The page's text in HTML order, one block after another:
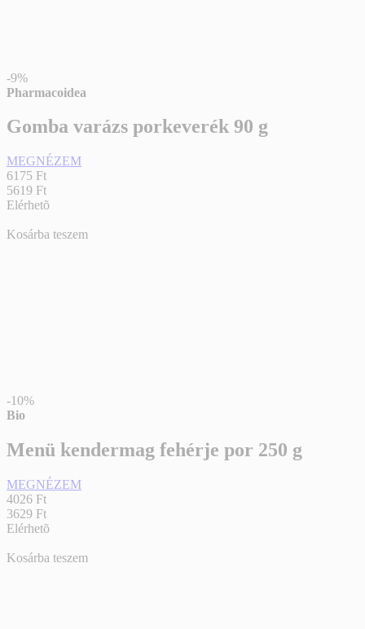
-9%
Pharmacoidea
Gomba varázs porkeverék 90 g
MEGNÉZEM
6175 Ft
5619 Ft
Elérhetõ
Kosárba teszem
-10%
Bio
Menü kendermag fehérje por 250 g
MEGNÉZEM
4026 Ft
3629 Ft
Elérhetõ
Kosárba teszem